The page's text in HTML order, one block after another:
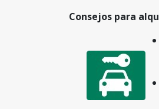
Consejos para